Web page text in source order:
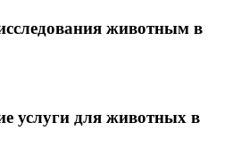
животным в
услуги для животных в